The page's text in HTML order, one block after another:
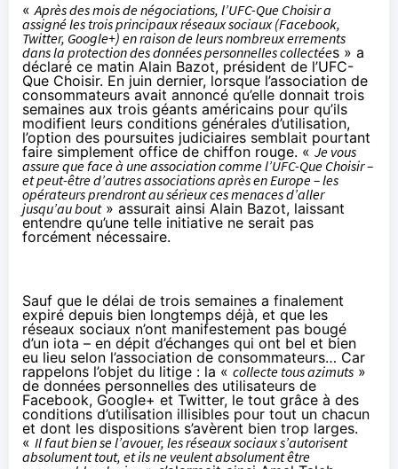
«Après des mois de négociations, l’UFC-Que Choisir a
assigné les trois principaux réseaux sociaux (Facebook,
Twitter, Google+) en raison de leurs nombreux errements
dans la protection des données personnelles collectées » a
déclaré ce matin Alain Bazot, président de l’UFC-
Que Choisir. En juin dernier, lorsque l’association de
consommateurs avait annoncé qu’elle donnait trois
semaines aux trois géants américains pour qu’ils
modifient leurs conditions générales d’utilisation,
l’option des poursuites judiciaires semblait pourtant
faire simplement office de chiffon rouge. «Je vous
assure que face à une association comme l’UFC-Que Choisir –
et peut-être d’autres associations après en Europe – les
opérateurs prendront au sérieux ces menaces d’aller
jusqu’au bout» assurait ainsi Alain Bazot, laissant
entendre qu’une telle initiative ne serait pas
forcément nécessaire.
Sauf que le délai de trois semaines a finalement
expiré depuis bien longtemps déjà, et que les
réseaux sociaux n’ont manifestement pas bougé
d’un iota – en dépit d’échanges qui ont bel et bien
eu lieu selon l’association de consommateurs… Car
rappelons l’objet du litige : la « collecte tous azimuts »
de données personnelles des utilisateurs de
Facebook, Google+ et Twitter, le tout grâce à des
conditions d’utilisation illisibles pour tout un chacun
et dont les dispositions s’avèrent bien trop larges.
« Il faut bien se l’avouer, les réseaux sociauxs’autorisent
absolument tout, et ils ne veulent absolument être